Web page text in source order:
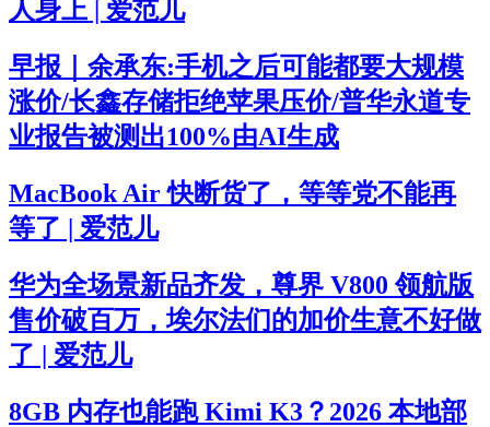
人身上 | 爱范儿
早报｜余承东:手机之后可能都要大规模
涨价/长鑫存储拒绝苹果压价/普华永道专
业报告被测出100%由AI生成
MacBook Air 快断货了，等等党不能再
等了 | 爱范儿
华为全场景新品齐发，尊界 V800 领航版
售价破百万，埃尔法们的加价生意不好做
了 | 爱范儿
8GB 内存也能跑 Kimi K3？2026 本地部